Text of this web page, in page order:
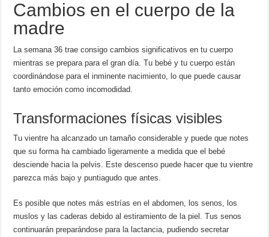
Cambios en el cuerpo de la
madre
La semana 36 trae consigo cambios significativos en tu cuerpo
mientras se prepara para el gran día. Tu bebé y tu cuerpo están
coordinándose para el inminente nacimiento, lo que puede causar
tanto emoción como incomodidad.
Transformaciones físicas visibles
Tu vientre ha alcanzado un tamaño considerable y puede que notes
que su forma ha cambiado ligeramente a medida que el bebé
desciende hacia la pelvis. Este descenso puede hacer que tu vientre
parezca más bajo y puntiagudo que antes.
Es posible que notes más estrías en el abdomen, los senos, los
muslos y las caderas debido al estiramiento de la piel. Tus senos
continuarán preparándose para la lactancia, pudiendo secretar